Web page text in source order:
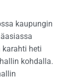
kaupungin
karahti heti
kohdalla.